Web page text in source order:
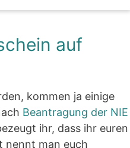
auf
kommen ja einige
Beantragung der NIE
ihr, dass ihr euren
nennt man euch